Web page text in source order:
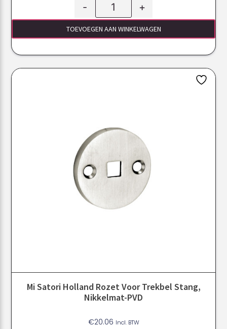
- +
TOEVOEGEN AAN WINKELWAGEN
Mi Satori Holland Rozet Voor Trekbel Stang,
Nikkelmat-PVD
€20.06 Incl. BTW